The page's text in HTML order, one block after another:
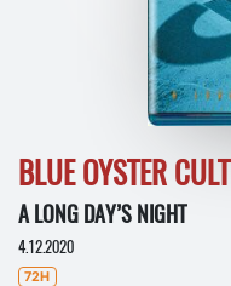
BLUE OYSTER CULT
A LONG DAY’S NIGHT
4.12.2020
72H